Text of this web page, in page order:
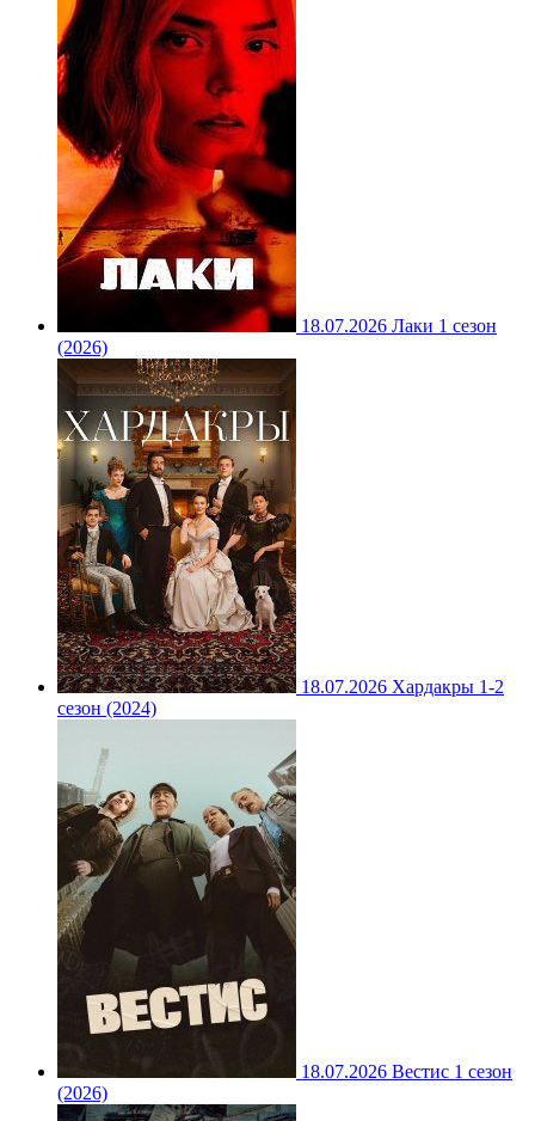
18.07.2026 Лаки 1 сезон
(2026)
18.07.2026 Хардакры 1-2
сезон (2024)
18.07.2026 Вестис 1 сезон
(2026)